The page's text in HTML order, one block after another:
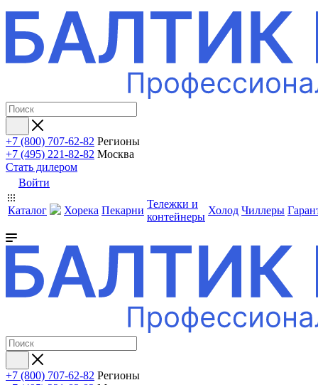
+7 (800) 707-62-82 Регионы
+7 (495) 221-82-82 Москва
Стать дилером
Войти
Каталог Хорека Пекарни
Тележки и
контейнеры
Холод Чиллеры
+7 (800) 707-62-82 Регионы